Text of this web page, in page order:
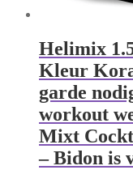
Helimix
Kleur
garde
workout
Mixt
– Bidon is